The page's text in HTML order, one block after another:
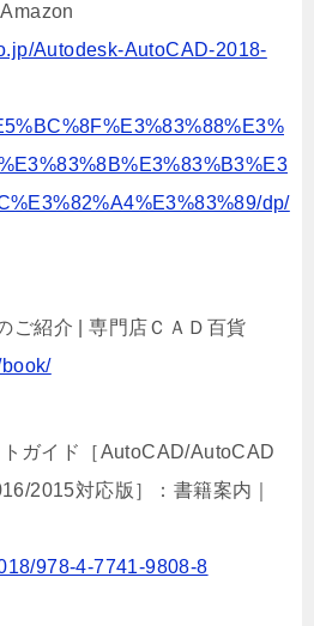
Autodesk-AutoCAD-2018-
dp/
ご紹介 | 専門店ＣＡＤ百貨
ガイド［AutoCAD/AutoCAD
2015対応版］：書籍案内｜
978-4-7741-9808-8